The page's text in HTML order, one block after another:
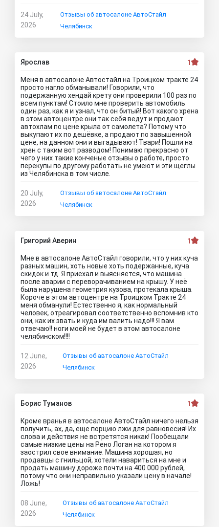
24 July,
2026
Отзывы об автосалоне АвтоСтайл
Челябинск
Ярослав 1
Меня в автосалоне Автостайл на Троицком тракте 24
просто нагло обманывали! Говорили, что
подержанную хендай крету они проверили 100 раз по
всем пунктам! Стоило мне проверить автомобиль
один раз, как я и узнал, что он битый! Вот какого хрена
в этом автоцентре они так себя ведут и продают
автохлам по цене крыла от самолета? Потому что
выкупают их по дешёвке, а продают по завышенной
цене, на данном они и выгадывают! Твари! Пошли на
хрен с таким вот разводом! Понимаю прекрасно от
чего у них такие конченые отзывы о работе, просто
перекупы по другому работать не умеют и эти щеглы
из Челябинска в том числе.
20 July,
2026
Отзывы об автосалоне АвтоСтайл
Челябинск
Григорий Аверин 1
Мне в автосалоне АвтоСтайл говорили, что у них куча
разных машин, хоть новые хоть подержанные, куча
скидок и тд. Я приехал и выясняется, что машина
после аварии с переворачиванием на крышу. У неё
была нарушена геометрия кузова, протекала крыша.
Короче в этом автоцентре на Троицком Тракте 24
меня обманули! Естественно я, как нормальный
человек, отреагировал соответственно вспомнив кто
они, как их звать и куда им валить надо!!! Я вам
отвечаю!! ноги моей не будет в этом автосалоне
челябинском!!!!
12 June,
2026
Отзывы об автосалоне АвтоСтайл
Челябинск
Борис Туманов 1
Кроме вранья в автосалоне АвтоСтайл ничего нельзя
получить, ах, да, еще порцию лжи для равновесия! Их
слова и действия не встретятся никак! Пообещали
самые низкие цены на Рено Логан на котором я
заострил свое внимание. Машина хорошая, но
продавцы с гнильцой, хотели навариться на мне и
продать машину дороже почти на 400 000 рублей,
потому что они неправильно указали цену в начале!
Ложь!
08 June,
2026
Отзывы об автосалоне АвтоСтайл
Челябинск